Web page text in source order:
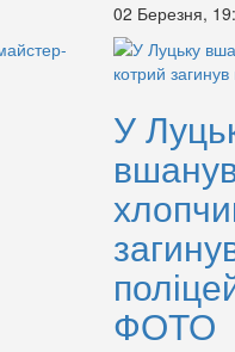
02 Березня,
У
ФОТО